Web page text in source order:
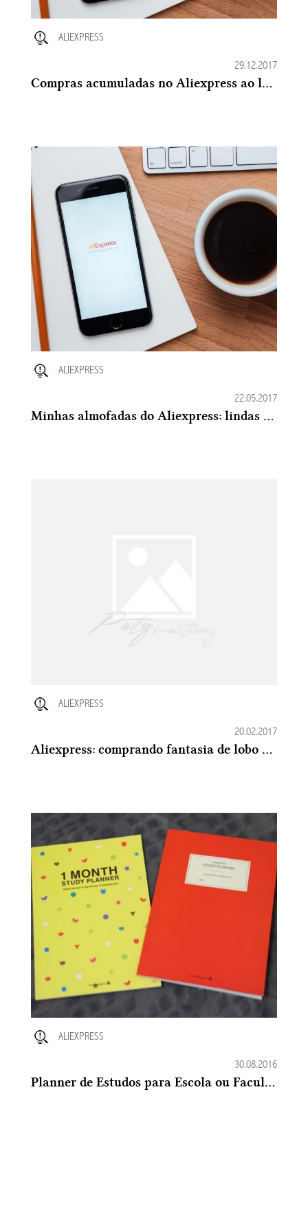
ALIEXPRESS
29.12.2017
Compras acumuladas no Aliexpress ao longo da vida
ALIEXPRESS
22.05.2017
Minhas almofadas do Aliexpress: lindas e divertidas
ALIEXPRESS
20.02.2017
Aliexpress: comprando fantasia de lobo da China
ALIEXPRESS
30.08.2016
Planner de Estudos para Escola ou Faculdade